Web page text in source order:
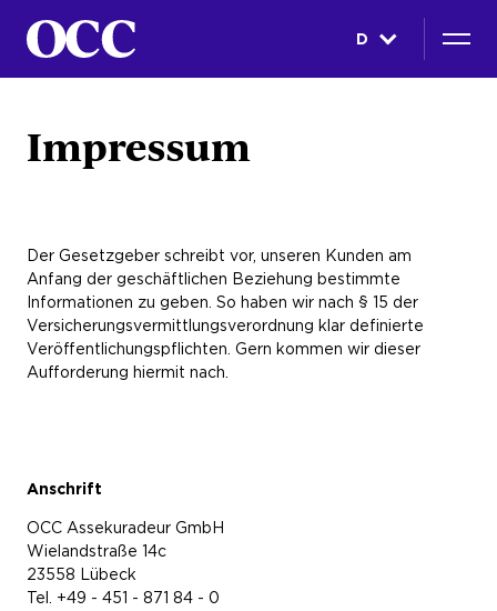
D
Impressum
Der Gesetzgeber schreibt vor, unseren Kunden am
Anfang der geschäftlichen Beziehung bestimmte
Informationen zu geben. So haben wir nach § 15 der
Versicherungsvermittlungsverordnung klar definierte
Veröffentlichungspflichten. Gern kommen wir dieser
Aufforderung hiermit nach.
Anschrift
OCC Assekuradeur GmbH
Wielandstraße 14c
23558 Lübeck
Tel. +49 - 451 - 871 84 - 0